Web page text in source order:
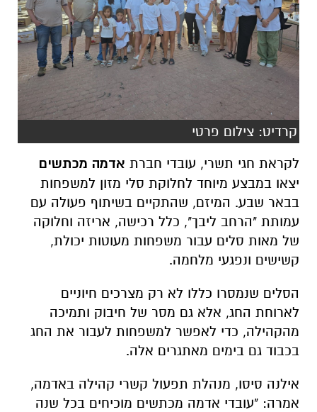
קרדיט: צילום פרטי
לקראת חגי תשרי, עובדי חברת אדמה מכתשים
יצאו במבצע מיוחד לחלוקת סלי מזון למשפחות
בבאר שבע. המיזם, שהתקיים בשיתוף פעולה עם
עמותת "הרחב ליבך", כלל רכישה, אריזה וחלוקה
של מאות סלים עבור משפחות מעוטות יכולת,
קשישים ונפגעי מלחמה.
הסלים שנמסרו כללו לא רק מצרכים חיוניים
לארוחת החג, אלא גם מסר של חיבוק ותמיכה
מהקהילה, כדי לאפשר למשפחות לעבור את החג
בכבוד גם בימים מאתגרים אלה.
אילנה סיסו, מנהלת תפעול קשרי קהילה באדמה,
אמרה: "עובדי אדמה מכתשים מוכיחים בכל שנה